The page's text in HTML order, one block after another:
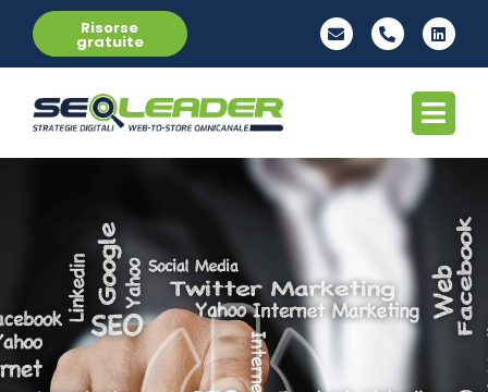
Risorse
gratuite